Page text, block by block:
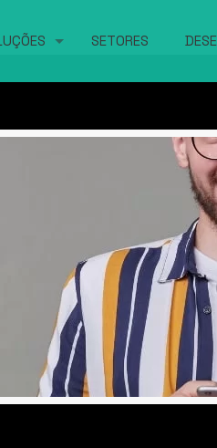
SETORES